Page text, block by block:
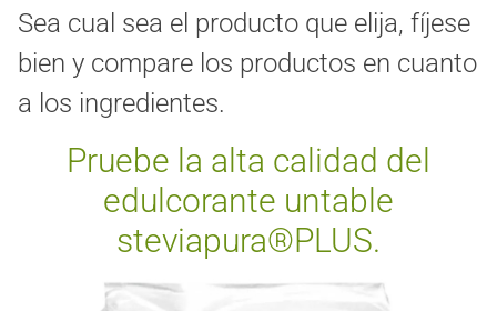
Sea cual sea el producto que elija, fíjese
bien y compare los productos en cuanto
a los ingredientes.
Pruebe la alta calidad del
edulcorante untable
steviapura®PLUS.